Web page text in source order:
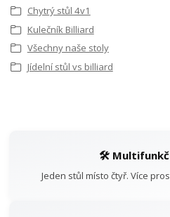
Chytrý stůl 4v1
Kulečník Billiard
Všechny naše stoly
Jídelní stůl vs billiard
🛠️
Jeden stůl místo čtyř. Více